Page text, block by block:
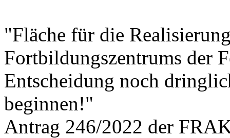
"Fläche für die
Fortbildungszentrums der
Entscheidung noch
beginnen!"
Antrag 246/2022 der